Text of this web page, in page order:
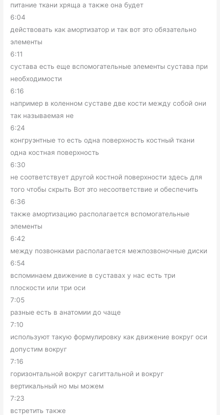
питание ткани хряща а также она будет
6:04
действовать как амортизатор и так вот это обязательно
элементы
6:11
сустава есть еще вспомогательные элементы сустава при
необходимости
6:16
например в коленном суставе две кости между собой они
так называемая не
6:24
конгруэнтные то есть одна поверхность костный ткани
одна костная поверхность
6:30
не соответствует другой костной поверхности здесь для
того чтобы скрыть Вот это несоответствие и обеспечить
6:36
также амортизацию располагается вспомогательные
элементы
6:42
между позвонками располагается межпозвоночные диски
6:54
вспоминаем движение в суставах у нас есть три
плоскости или три оси
7:05
разные есть в анатомии до чаще
7:10
используют такую формулировку как движение вокруг оси
допустим вокруг
7:16
горизонтальной вокруг сагиттальной и вокруг
вертикальный но мы можем
7:23
встретить также